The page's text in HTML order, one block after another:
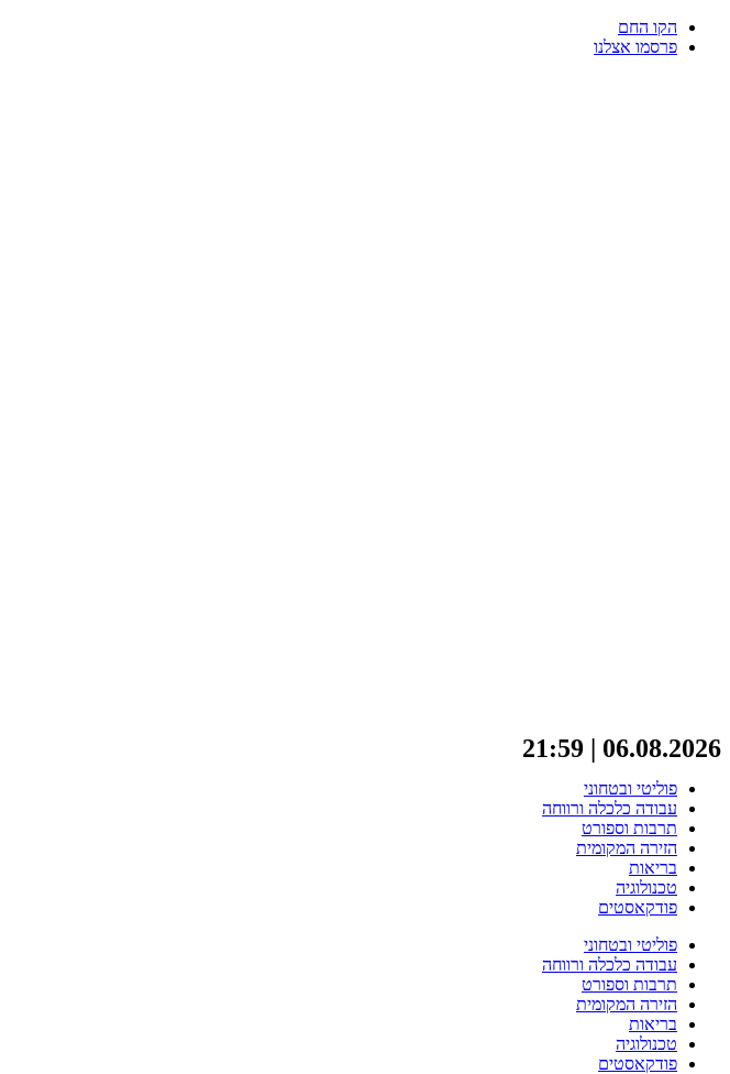
לתוכן
הקו החם
פרסמו אצלנו
06.08.2026 | 21:59
פוליטי ובטחוני
עבודה כלכלה ורווחה
תרבות וספורט
הזירה המקומית
בריאות
טכנולוגיה
פודקאסטים
פוליטי ובטחוני
עבודה כלכלה ורווחה
תרבות וספורט
הזירה המקומית
בריאות
טכנולוגיה
פודקאסטים